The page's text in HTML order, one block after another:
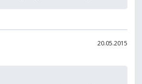
20.05.2015